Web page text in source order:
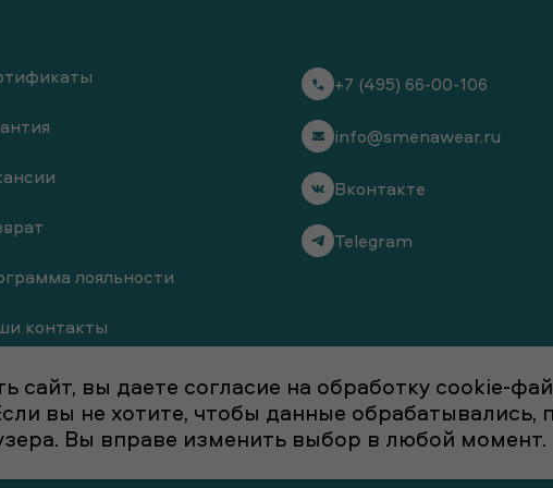
лояльности
контакты
+7 (495) 66-00-106
info@smenawear.ru
Вконтакте
Telegram
сайт, вы даете согласие на обработку cookie-
вы не хотите, чтобы данные обрабатывались,
Вы вправе изменить выбор в любой момент.